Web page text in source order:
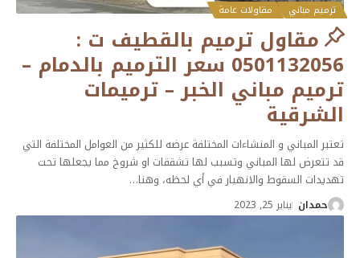
ترميم مباني مقاولات عامة
مقاول ترميم بالقطيف ت :
0501132056 سعر الترميم بالدمام –
ترميم مباني الخبر – ترميمات
الشرقية
تعتبر المباني و المنشاءات المختلفة عرضه للكثير من العوامل المختلفة التي
قد تتعرض لها المباني وتسبب لها تشققات او شروخ مما يجعلها تحت
تهديدات السقوط والانهيار في أي لحظه، وهنا…
حمدان يناير 25, 2023